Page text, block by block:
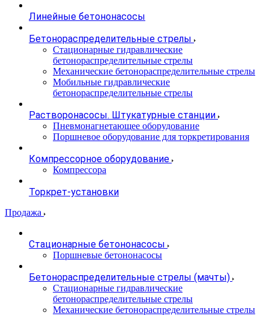
Линейные бетононасосы
Бетонораспределительные стрелы
Стационарные гидравлические
бетонораспределительные стрелы
Механические бетонораспределительные стрелы
Мобильные гидравлические
бетонораспределительные стрелы
Растворонасосы. Штукатурные станции
Пневмонагнетающее оборудование
Поршневое оборудование для торкретирования
Компрессорное оборудование
Компрессора
Торкрет-установки
Продажа
Стационарные бетононасосы
Поршневые бетононасосы
Бетонораспределительные стрелы (мачты)
Стационарные гидравлические
бетонораспределительные стрелы
Механические бетонораспределительные стрелы